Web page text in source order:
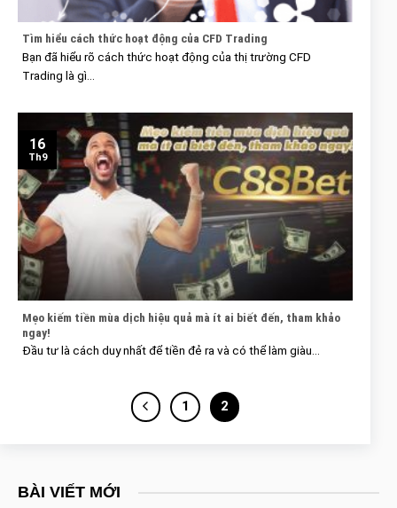
Tìm hiểu cách thức hoạt động của CFD Trading
Bạn đã hiểu rõ cách thức hoạt động của thị trường CFD
Trading là gì...
Mẹo kiếm tiền mùa dịch hiệu quả mà ít ai biết đến, tham khảo
ngay!
Đầu tư là cách duy nhất để tiền đẻ ra và có thể làm giàu...
16
Th9
1 2
BÀI VIẾT MỚI